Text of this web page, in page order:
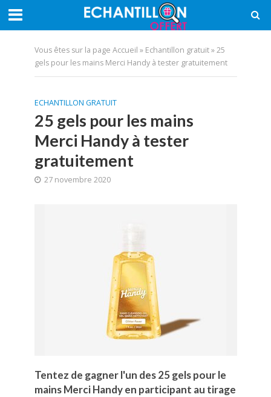
Vous êtes sur la page Accueil » Echantillon gratuit»25
gels pour les mains Merci Handy à tester gratuitement
ECHANTILLON GRATUIT
25 gels pour les mains
Merci Handy à tester
gratuitement
27 novembre 2020
Tentez de gagner l'un des 25 gels pour le
mains Merci Handy en participant au tirage